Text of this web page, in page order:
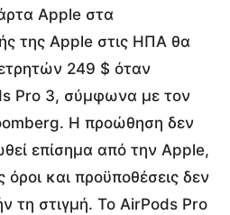
Apple στα
της Apple στις ΗΠΑ θα
249 $ όταν
Pro 3, σύμφωνα με τον
Η προώθηση δεν
επίσημα από την Apple,
όροι και προϋποθέσεις δεν
τη στιγμή. Το AirPods Pro